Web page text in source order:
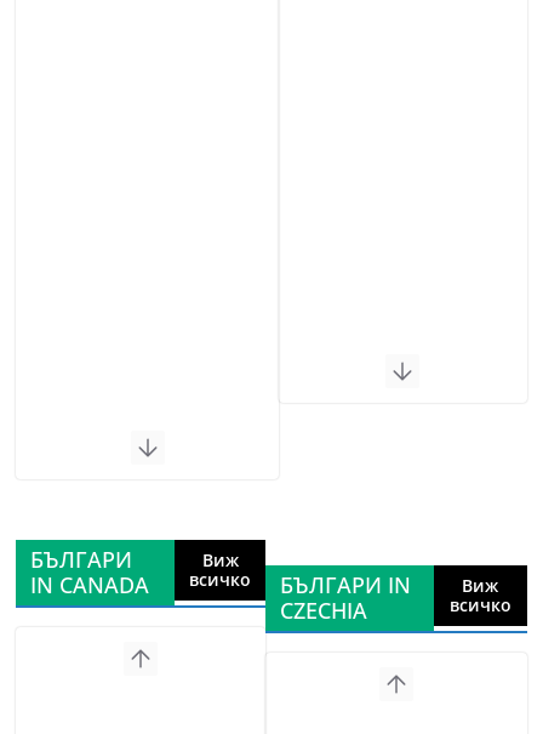
БЪЛГАРИ
IN CANADA
Виж
всичко
БЪЛГАРИ IN
CZECHIA
Виж
всичко